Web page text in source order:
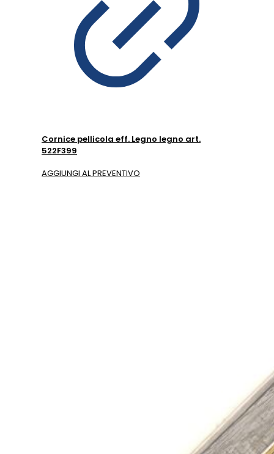
Cornice pellicola eff. Legno legno art.
522F399
AGGIUNGI AL PREVENTIVO